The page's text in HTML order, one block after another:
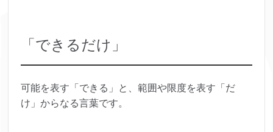
「できるだけ」
可能を表す「できる」と、範囲や限度を表す「だ
け」からなる言葉です。